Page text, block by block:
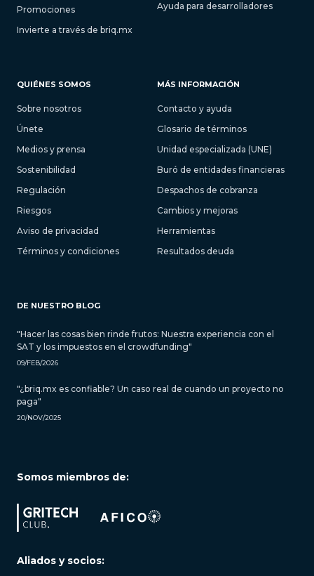
Promociones
Invierte a través de briq.mx
Ayuda para desarrolladores
QUIÉNES SOMOS
Sobre nosotros
Únete
Medios y prensa
Sostenibilidad
Regulación
Riesgos
Aviso de privacidad
Términos y condiciones
MÁS INFORMACIÓN
Contacto y ayuda
Glosario de términos
Unidad especializada (UNE)
Buró de entidades financieras
Despachos de cobranza
Cambios y mejoras
Herramientas
Resultados deuda
DE NUESTRO BLOG
"Hacer las cosas bien rinde frutos: Nuestra experiencia con el
SAT y los impuestos en el crowdfunding"
09/FEB/2026
"¿briq.mx es confiable? Un caso real de cuando un proyecto no
paga"
20/NOV/2025
Somos miembros de:
Aliados y socios: